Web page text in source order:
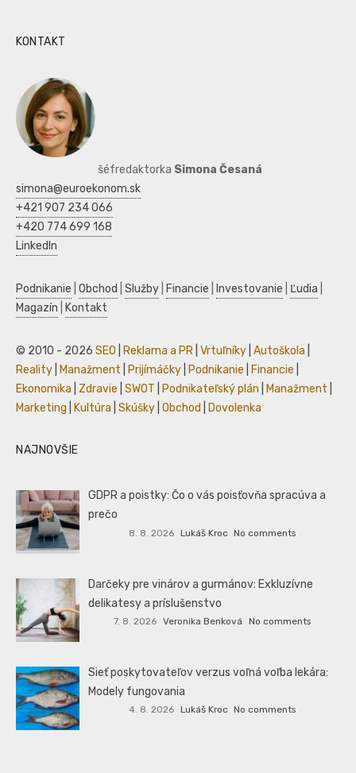
KONTAKT
šéfredaktorka Simona Česaná
simona@euroekonom.sk
+421 907 234 066
+420 774 699 168
LinkedIn
Podnikanie Obchod Služby Financie Investovanie Ľudia
Magazín
Kontakt
© 2010 - 2026 SEO Reklama a PR Vrtuľníky Autoškola
Reality
Manažment Prijímáčky Podnikanie Financie
Ekonomika
Zdravie SWOT Podnikateľský plán Manažment
Marketing
Kultúra Skúšky Obchod Dovolenka
NAJNOVŠIE
GDPR a poistky: Čo o vás poisťovňa spracúva a
prečo
8. 8. 2026 Lukáš Kroc No comments
Darčeky pre vinárov a gurmánov: Exkluzívne
delikatesy a príslušenstvo
7. 8. 2026 Veronika Benková No comments
Sieť poskytovateľov verzus voľná voľba lekára:
Modely fungovania
4. 8. 2026 Lukáš Kroc No comments